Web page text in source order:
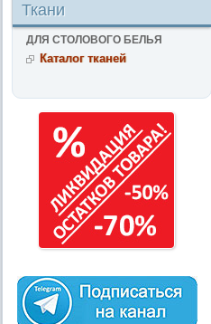
Ткани
ДЛЯ СТОЛОВОГО БЕЛЬЯ
Каталог тканей